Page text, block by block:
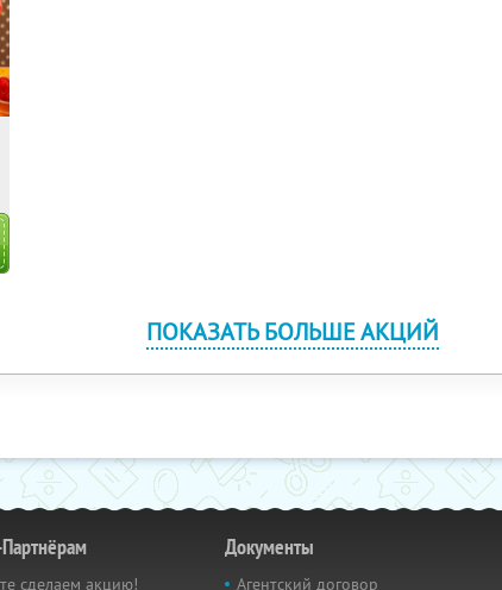
ПОКАЗАТЬ БОЛЬШЕ АКЦИЙ
сделаем акцию!
Документы
Агентский договор